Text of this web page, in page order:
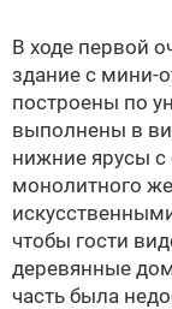
В ходе первой
здание с мини-
построены по
выполнены в
нижние ярусы
монолитного
чтобы гости
деревянные
часть была